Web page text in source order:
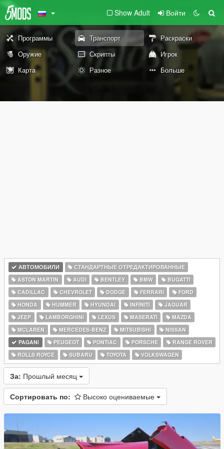
Show Adult Войти
Программы Транспорт
Раскраски
Оружие
Скрипты
Игрок
Карта
Разное Больше
АВТОМОБИЛИ
СТАНДАРТНЫЕ ОТРЕДАКТИРОВАННЫЕ
ASTON MARTIN
AUDI BENTLEY BMW
BUGATTI
CADILLAC
CHEVROLET DODGE FERRARI
FORD
HONDA
HUMMER HYUNDAI INFINITI
JAGUAR
JEEP
LAMBORGHINI LEXUS MASERATI
MAZDA
MCLAREN
MERCEDES-BENZ MITSUBISHI
NISSAN
PAGANI
PEUGEOT PONTIAC PORSCHE
RANGE ROVER
ROLLS ROYCE
SUBARU TOYOTA VOLKSWAGEN
За: Прошлый месяц
Сортировать по: Высоко оцениваемые